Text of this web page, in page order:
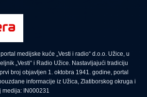
medijske kuće „Vesti i radio“ d.o.o. Užice, u
„Vesti“ i Radio Užice. Nastavljajući tradiciju
broj objavljen 1. oktobra 1941. godine, portal
informacije iz Užica, Zlatiborskog okruga i
medija: IN000231